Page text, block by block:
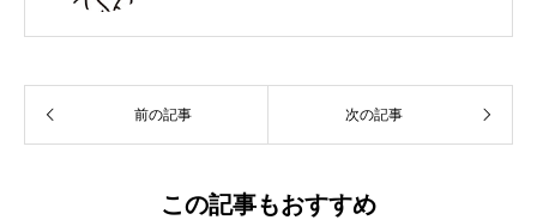
れ。関西学院大学社会学部卒業。９０年代、い
て、雜賀編集工房として独立。
前の記事 次の記事
この記事もおすすめ